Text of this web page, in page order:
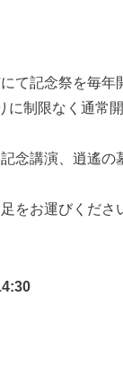
て記念祭を毎年
に制限なく通常
念講演、逍遙の
をお運びくださ